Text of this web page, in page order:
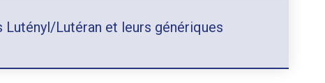
Lutéran et leurs génériques